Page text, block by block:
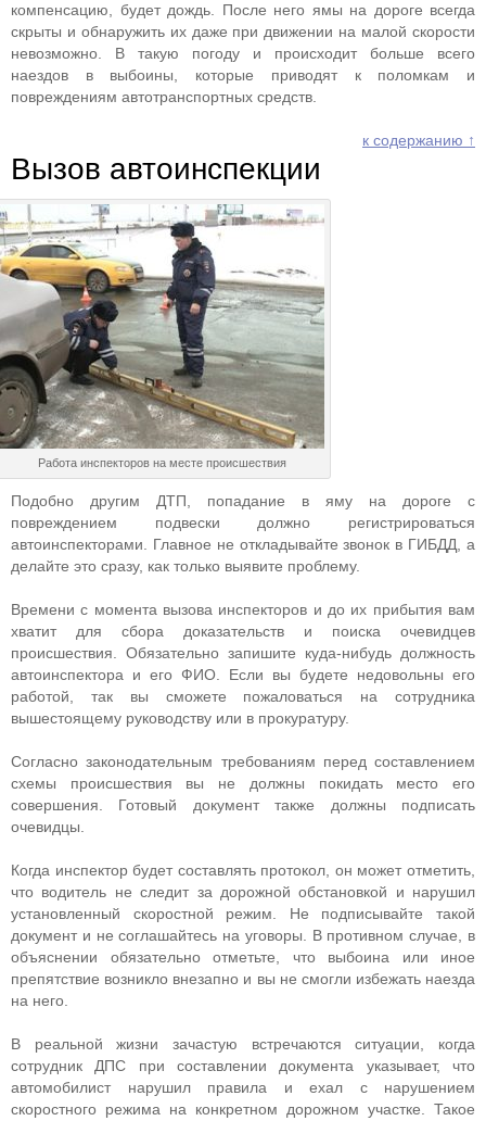
компенсацию, будет дождь. После него ямы на дороге всегда
скрыты и обнаружить их даже при движении на малой скорости
невозможно. В такую погоду и происходит больше всего
наездов в выбоины, которые приводят к поломкам и
повреждениям автотранспортных средств.
к содержанию ↑
Вызов автоинспекции
Работа инспекторов на месте происшествия
Подобно другим ДТП, попадание в яму на дороге с
повреждением подвески должно регистрироваться
автоинспекторами. Главное не откладывайте звонок в ГИБДД, а
делайте это сразу, как только выявите проблему.
Времени с момента вызова инспекторов и до их прибытия вам
хватит для сбора доказательств и поиска очевидцев
происшествия. Обязательно запишите куда-нибудь должность
автоинспектора и его ФИО. Если вы будете недовольны его
работой, так вы сможете пожаловаться на сотрудника
вышестоящему руководству или в прокуратуру.
Согласно законодательным требованиям перед составлением
схемы происшествия вы не должны покидать место его
совершения. Готовый документ также должны подписать
очевидцы.
Когда инспектор будет составлять протокол, он может отметить,
что водитель не следит за дорожной обстановкой и нарушил
установленный скоростной режим. Не подписывайте такой
документ и не соглашайтесь на уговоры. В противном случае, в
объяснении обязательно отметьте, что выбоина или иное
препятствие возникло внезапно и вы не смогли избежать наезда
на него.
В реальной жизни зачастую встречаются ситуации, когда
сотрудник ДПС при составлении документа указывает, что
автомобилист нарушил правила и ехал с нарушением
скоростного режима на конкретном дорожном участке. Такое